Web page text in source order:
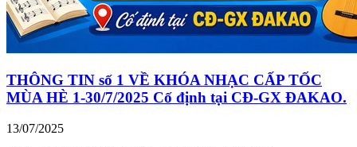
THÔNG TIN số 1 VỀ KHÓA NHẠC CẤP TỐC
MÙA HÈ 1-30/7/2025 Cố định tại CĐ-GX ĐAKAO.
13/07/2025